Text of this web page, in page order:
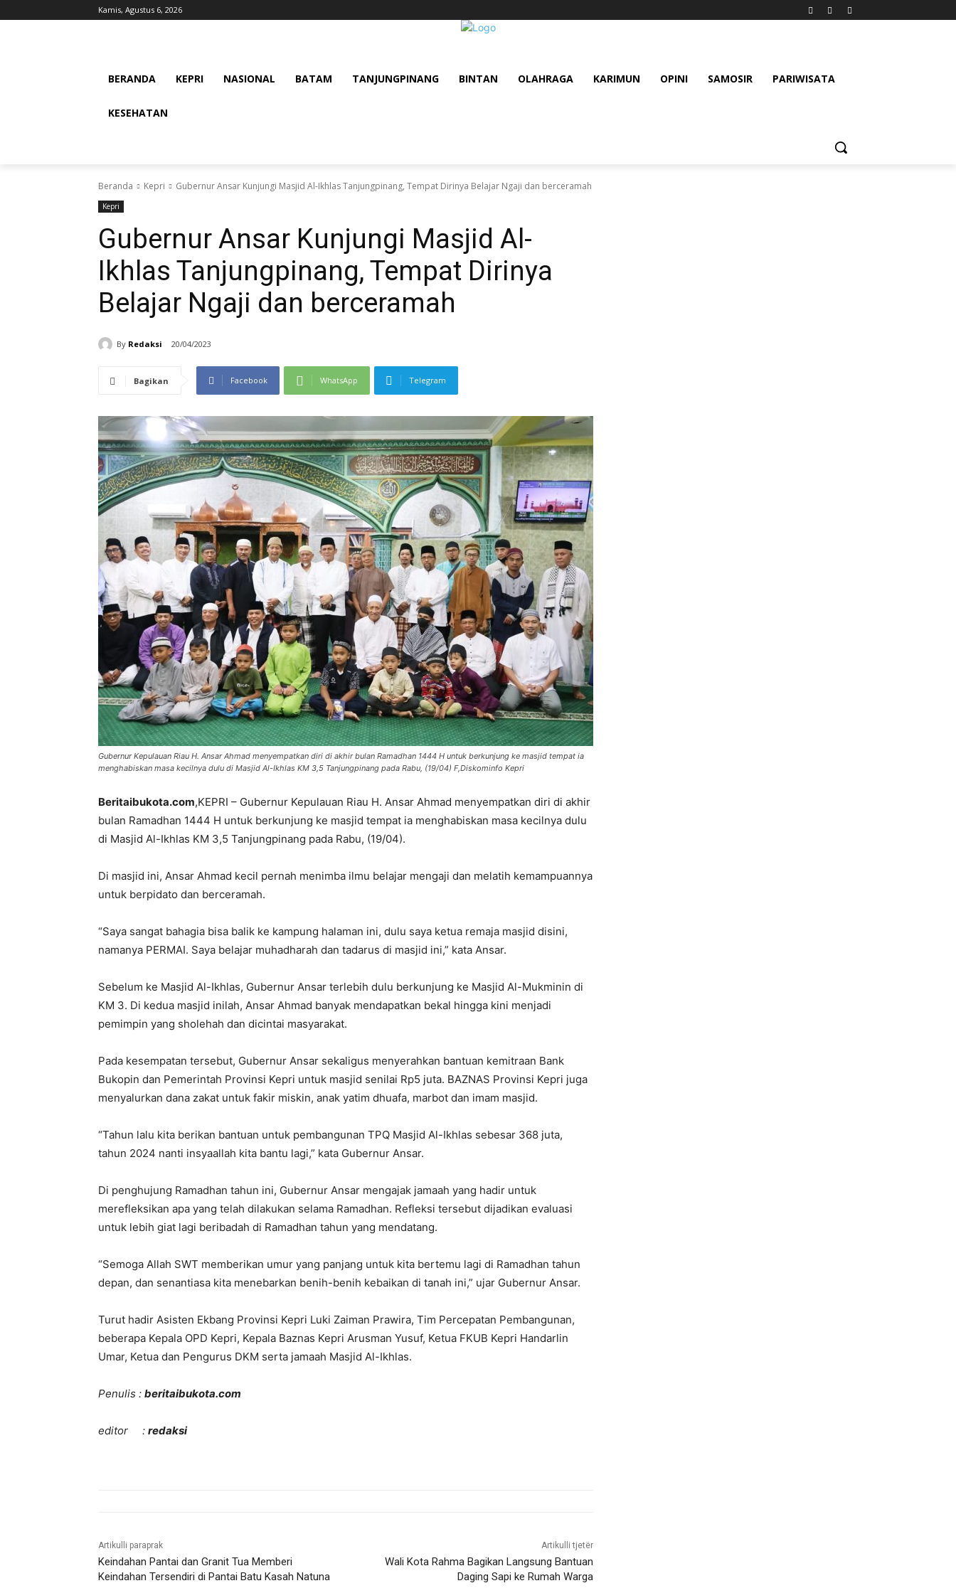
Kamis, Agustus 6, 2026
BERANDA KEPRI NASIONAL BATAM TANJUNGPINANG BINTAN OLAHRAGA KARIMUN OPINI SAMOSIR PARIWISATA
KESEHATAN
Beranda Kepri Gubernur Ansar Kunjungi Masjid Al-Ikhlas Tanjungpinang, Tempat Dirinya Belajar Ngaji dan berceramah
Kepri
Gubernur Ansar Kunjungi Masjid Al-
Ikhlas Tanjungpinang, Tempat Dirinya
Belajar Ngaji dan berceramah
By Redaksi 20/04/2023
Bagikan Facebook WhatsApp Telegram
Gubernur Kepulauan Riau H. Ansar Ahmad menyempatkan diri di akhir bulan Ramadhan 1444 H untuk berkunjung ke masjid tempat ia
menghabiskan masa kecilnya dulu di Masjid Al-Ikhlas KM 3,5 Tanjungpinang pada Rabu, (19/04) F,Diskominfo Kepri
Beritaibukota.com,KEPRI – Gubernur Kepulauan Riau H. Ansar Ahmad menyempatkan diri di akhir
bulan Ramadhan 1444 H untuk berkunjung ke masjid tempat ia menghabiskan masa kecilnya dulu
di Masjid Al-Ikhlas KM 3,5 Tanjungpinang pada Rabu, (19/04).
Di masjid ini, Ansar Ahmad kecil pernah menimba ilmu belajar mengaji dan melatih kemampuannya
untuk berpidato dan berceramah.
“Saya sangat bahagia bisa balik ke kampung halaman ini, dulu saya ketua remaja masjid disini,
namanya PERMAI. Saya belajar muhadharah dan tadarus di masjid ini,” kata Ansar.
Sebelum ke Masjid Al-Ikhlas, Gubernur Ansar terlebih dulu berkunjung ke Masjid Al-Mukminin di
KM 3. Di kedua masjid inilah, Ansar Ahmad banyak mendapatkan bekal hingga kini menjadi
pemimpin yang sholehah dan dicintai masyarakat.
Pada kesempatan tersebut, Gubernur Ansar sekaligus menyerahkan bantuan kemitraan Bank
Bukopin dan Pemerintah Provinsi Kepri untuk masjid senilai Rp5 juta. BAZNAS Provinsi Kepri juga
menyalurkan dana zakat untuk fakir miskin, anak yatim dhuafa, marbot dan imam masjid.
“Tahun lalu kita berikan bantuan untuk pembangunan TPQ Masjid Al-Ikhlas sebesar 368 juta,
tahun 2024 nanti insyaallah kita bantu lagi,” kata Gubernur Ansar.
Di penghujung Ramadhan tahun ini, Gubernur Ansar mengajak jamaah yang hadir untuk
merefleksikan apa yang telah dilakukan selama Ramadhan. Refleksi tersebut dijadikan evaluasi
untuk lebih giat lagi beribadah di Ramadhan tahun yang mendatang.
“Semoga Allah SWT memberikan umur yang panjang untuk kita bertemu lagi di Ramadhan tahun
depan, dan senantiasa kita menebarkan benih-benih kebaikan di tanah ini,” ujar Gubernur Ansar.
Turut hadir Asisten Ekbang Provinsi Kepri Luki Zaiman Prawira, Tim Percepatan Pembangunan,
beberapa Kepala OPD Kepri, Kepala Baznas Kepri Arusman Yusuf, Ketua FKUB Kepri Handarlin
Umar, Ketua dan Pengurus DKM serta jamaah Masjid Al-Ikhlas.
Penulis : beritaibukota.com
editor : redaksi
Artikulli paraprak
Keindahan Pantai dan Granit Tua Memberi
Keindahan Tersendiri di Pantai Batu Kasah Natuna
Artikulli tjetër
Wali Kota Rahma Bagikan Langsung Bantuan
Daging Sapi ke Rumah Warga